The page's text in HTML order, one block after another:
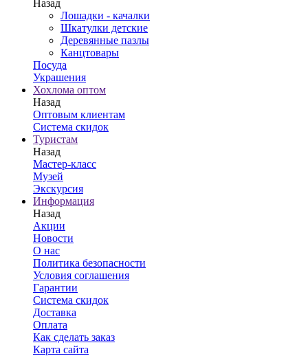
Назад
Лошадки - качалки
Шкатулки детские
Деревянные пазлы
Канцтовары
Посуда
Украшения
Хохлома оптом
Назад
Оптовым клиентам
Система скидок
Туристам
Назад
Мастер-класс
Музей
Экскурсия
Информация
Назад
Акции
Новости
О нас
Политика безопасности
Условия соглашения
Гарантии
Система скидок
Доставка
Оплата
Как сделать заказ
Карта сайта